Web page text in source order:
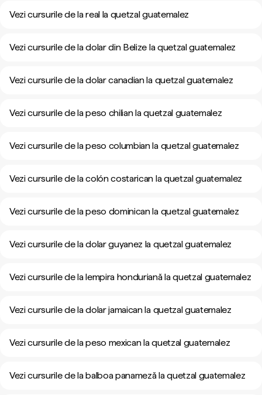
Vezi cursurile de la real la quetzal guatemalez
Vezi cursurile de la dolar din Belize la quetzal guatemalez
Vezi cursurile de la dolar canadian la quetzal guatemalez
Vezi cursurile de la peso chilian la quetzal guatemalez
Vezi cursurile de la peso columbian la quetzal guatemalez
Vezi cursurile de la colón costarican la quetzal guatemalez
Vezi cursurile de la peso dominican la quetzal guatemalez
Vezi cursurile de la dolar guyanez la quetzal guatemalez
Vezi cursurile de la lempira honduriană la quetzal guatemalez
Vezi cursurile de la dolar jamaican la quetzal guatemalez
Vezi cursurile de la peso mexican la quetzal guatemalez
Vezi cursurile de la balboa panameză la quetzal guatemalez